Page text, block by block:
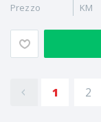
Prezzo
KM
1 2